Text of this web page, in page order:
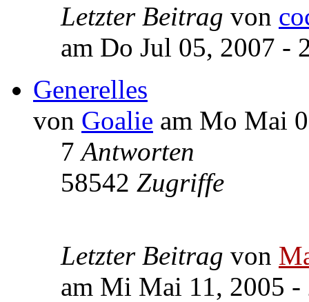
Letzter Beitrag von
am Do Jul 05, 2007 -
Generelles
von Goalie am Mo Mai
7Antworten
58542 Zugriffe
Letzter Beitrag von
am Mi Mai 11, 2005 -